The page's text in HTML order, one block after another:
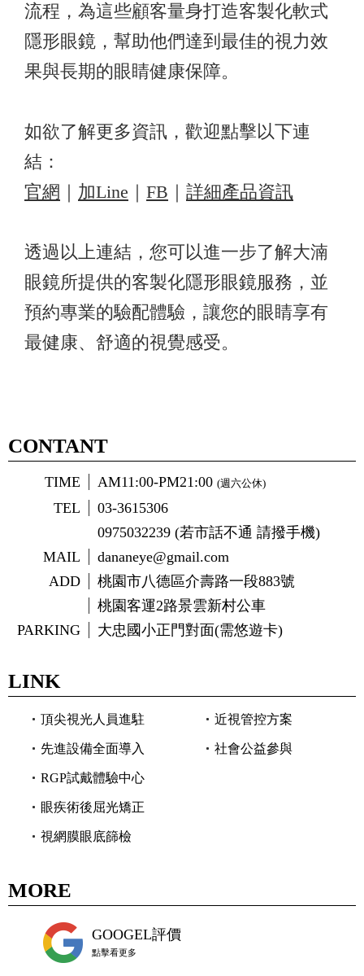
流程，為這些顧客量身打造客製化軟式
隱形眼鏡，幫助他們達到最佳的視力效
果與長期的眼睛健康保障。
如欲了解更多資訊，歡迎點擊以下連
結：
官網 ｜ 加Line ｜ FB ｜ 詳細產品資訊
透過以上連結，您可以進一步了解大湳
眼鏡所提供的客製化隱形眼鏡服務，並
預約專業的驗配體驗，讓您的眼睛享有
最健康、舒適的視覺感受。
CONTANT
TIME AM11:00-PM21:00 (週六公休)
TEL
03-3615306
0975032239 (若市話不通 請撥手機)
MAIL
dananeye@gmail.com
ADD
桃園市八德區介壽路一段883號
桃園客運2路景雲新村公車
PARKING
大忠國小正門對面(需悠遊卡)
LINK
頂尖視光人員進駐
先進設備全面導入
RGP試戴體驗中心
眼疾術後屈光矯正
視網膜眼底篩檢
近視管控方案
社會公益參與
MORE
GOOGEL評價
點擊看更多